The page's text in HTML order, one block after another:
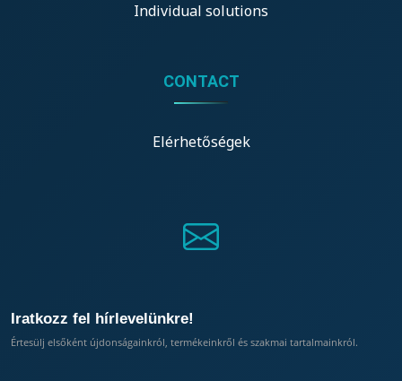
Individual solutions
CONTACT
Elérhetőségek
Iratkozz fel hírlevelünkre!
Értesülj elsőként újdonságainkról, termékeinkről és szakmai tartalmainkról.